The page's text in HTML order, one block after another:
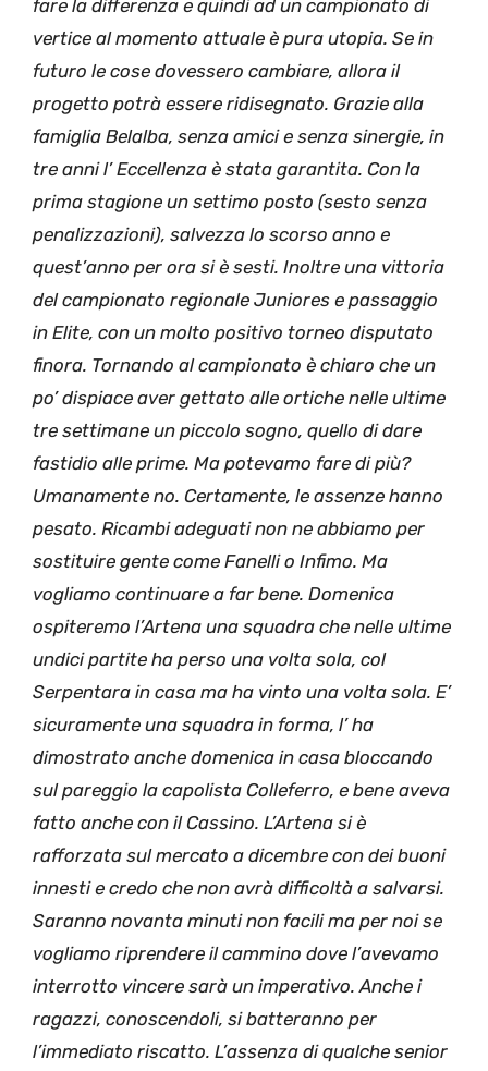
fare la differenza e quindi ad un campionato di
vertice al momento attuale è pura utopia. Se in
futuro le cose dovessero cambiare, allora il
progetto potrà essere ridisegnato. Grazie alla
famiglia Belalba, senza amici e senza sinergie, in
tre anni l’ Eccellenza è stata garantita. Con la
prima stagione un settimo posto (sesto senza
penalizzazioni), salvezza lo scorso anno e
quest’anno per ora si è sesti. Inoltre una vittoria
del campionato regionale Juniores e passaggio
in Elite, con un molto positivo torneo disputato
finora. Tornando al campionato è chiaro che un
po’ dispiace aver gettato alle ortiche nelle ultime
tre settimane un piccolo sogno, quello di dare
fastidio alle prime. Ma potevamo fare di più?
Umanamente no. Certamente, le assenze hanno
pesato. Ricambi adeguati non ne abbiamo per
sostituire gente come Fanelli o Infimo. Ma
vogliamo continuare a far bene. Domenica
ospiteremo l’Artena una squadra che nelle ultime
undici partite ha perso una volta sola, col
Serpentara in casa ma ha vinto una volta sola. E’
sicuramente una squadra in forma, l’ ha
dimostrato anche domenica in casa bloccando
sul pareggio la capolista Colleferro, e bene aveva
fatto anche con il Cassino. L’Artena si è
rafforzata sul mercato a dicembre con dei buoni
innesti e credo che non avrà difficoltà a salvarsi.
Saranno novanta minuti non facili ma per noi se
vogliamo riprendere il cammino dove l’avevamo
interrotto vincere sarà un imperativo. Anche i
ragazzi, conoscendoli, si batteranno per
l’immediato riscatto. L’assenza di qualche senior